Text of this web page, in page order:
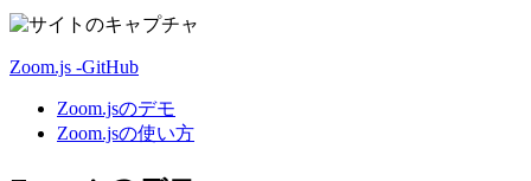
Zoom.js -GitHub
Zoom.jsのデモ
Zoom.jsの使い方